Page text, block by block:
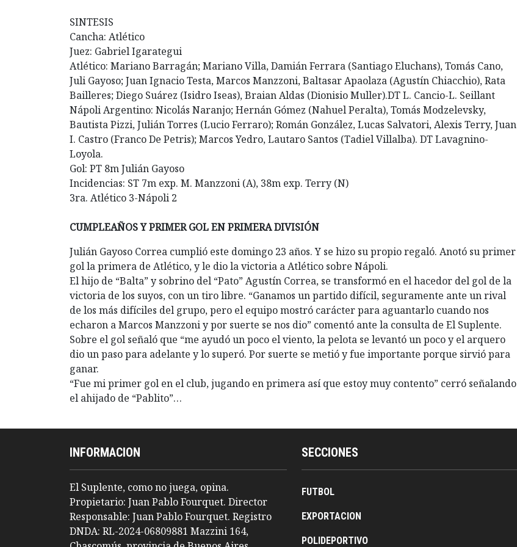
SINTESIS
Cancha: Atlético
Juez: Gabriel Igarategui
Atlético: Mariano Barragán; Mariano Villa, Damián Ferrara (Santiago Eluchans), Tomás Cano,
Juli Gayoso; Juan Ignacio Testa, Marcos Manzzoni, Baltasar Apaolaza (Agustín Chiacchio), Rata
Bailleres; Diego Suárez (Isidro Iseas), Braian Aldas (Dionisio Muller).DT L. Cancio-L. Seillant
Nápoli Argentino: Nicolás Naranjo; Hernán Gómez (Nahuel Peralta), Tomás Modzelevsky,
Bautista Pizzi, Julián Torres (Lucio Ferraro); Román González, Lucas Salvatori, Alexis Terry, Juan
I. Castro (Franco De Petris); Marcos Yedro, Lautaro Santos (Tadiel Villalba). DT Lavagnino-
Loyola.
Gol: PT 8m Julián Gayoso
Incidencias: ST 7m exp. M. Manzzoni (A), 38m exp. Terry (N)
3ra. Atlético 3-Nápoli 2
CUMPLEAÑOS Y PRIMER GOL EN PRIMERA DIVISIÓN
Julián Gayoso Correa cumplió este domingo 23 años. Y se hizo su propio regaló. Anotó su primer
gol la primera de Atlético, y le dio la victoria a Atlético sobre Nápoli.
El hijo de “Balta” y sobrino del “Pato” Agustín Correa, se transformó en el hacedor del gol de la
victoria de los suyos, con un tiro libre. “Ganamos un partido difícil, seguramente ante un rival
de los más difíciles del grupo, pero el equipo mostró carácter para aguantarlo cuando nos
echaron a Marcos Manzzoni y por suerte se nos dio” comentó ante la consulta de El Suplente.
Sobre el gol señaló que “me ayudó un poco el viento, la pelota se levantó un poco y el arquero
dio un paso para adelante y lo superó. Por suerte se metió y fue importante porque sirvió para
ganar.
“Fue mi primer gol en el club, jugando en primera así que estoy muy contento” cerró señalando
el ahijado de “Pablito”…
INFORMACION
El Suplente, como no juega, opina.
Propietario: Juan Pablo Fourquet. Director
Responsable: Juan Pablo Fourquet. Registro
DNDA: RL-2024-06809881 Mazzini 164,
SECCIONES
FUTBOL
EXPORTACION
POLIDEPORTIVO